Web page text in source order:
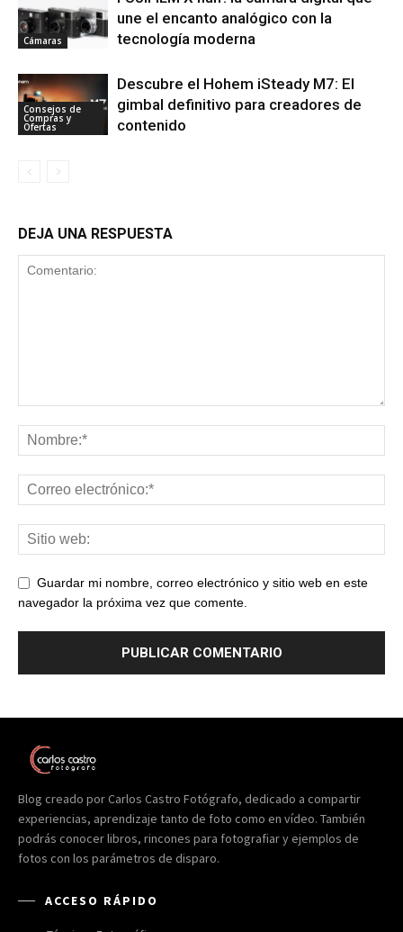
Cámaras
une el encanto analógico con la
tecnología moderna
Consejos de
Compras y
Ofertas
Descubre el Hohem iSteady M7: El
gimbal definitivo para creadores de
contenido
DEJA UNA RESPUESTA
Guardar mi nombre, correo electrónico y sitio web en este
navegador la próxima vez que comente.
Blog creado por Carlos Castro Fotógrafo, dedicado a compartir
experiencias, aprendizaje tanto de foto como en vídeo. También
podrás conocer libros, rincones para fotografiar y ejemplos de
fotos con los parámetros de disparo.
ACCESO RÁPIDO